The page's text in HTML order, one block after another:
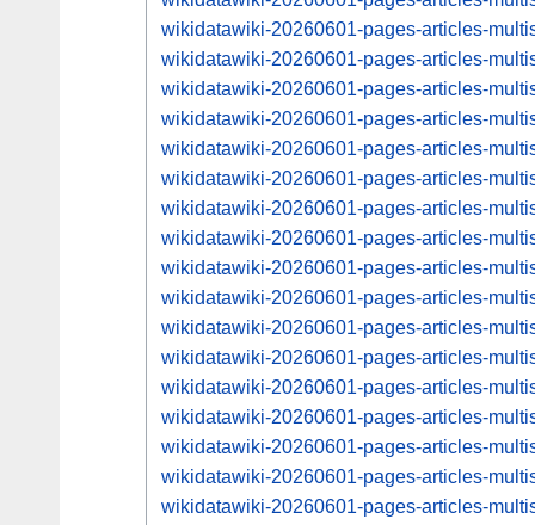
wikidatawiki-20260601-pages-articles-
wikidatawiki-20260601-pages-articles-
wikidatawiki-20260601-pages-articles-
wikidatawiki-20260601-pages-articles-
wikidatawiki-20260601-pages-articles-
wikidatawiki-20260601-pages-articles-
wikidatawiki-20260601-pages-articles-
wikidatawiki-20260601-pages-articles-
wikidatawiki-20260601-pages-articles-
wikidatawiki-20260601-pages-articles-
wikidatawiki-20260601-pages-articles-
wikidatawiki-20260601-pages-articles-
wikidatawiki-20260601-pages-articles-
wikidatawiki-20260601-pages-articles-
wikidatawiki-20260601-pages-articles-
wikidatawiki-20260601-pages-articles-
wikidatawiki-20260601-pages-articles-